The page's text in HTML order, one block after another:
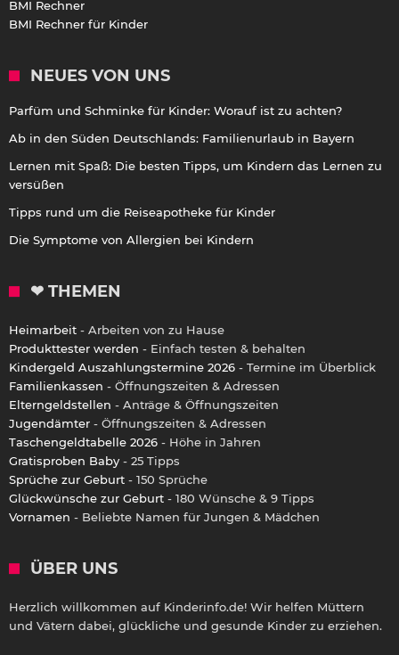
BMI Rechner
BMI Rechner für Kinder
NEUES VON UNS
Parfüm und Schminke für Kinder: Worauf ist zu achten?
Ab in den Süden Deutschlands: Familienurlaub in Bayern
Lernen mit Spaß: Die besten Tipps, um Kindern das Lernen zu
versüßen
Tipps rund um die Reiseapotheke für Kinder
Die Symptome von Allergien bei Kindern
❤ THEMEN
Heimarbeit - Arbeiten von zu Hause
Produkttester werden - Einfach testen & behalten
Kindergeld Auszahlungstermine 2026 - Termine im Überblick
Familienkassen - Öffnungszeiten & Adressen
Elterngeldstellen - Anträge & Öffnungszeiten
Jugendämter - Öffnungszeiten & Adressen
Taschengeldtabelle 2026 - Höhe in Jahren
Gratisproben Baby - 25 Tipps
Sprüche zur Geburt - 150 Sprüche
Glückwünsche zur Geburt - 180 Wünsche & 9 Tipps
Vornamen - Beliebte Namen für Jungen & Mädchen
ÜBER UNS
Herzlich willkommen auf Kinderinfo.de! Wir helfen Müttern
und Vätern dabei, glückliche und gesunde Kinder zu erziehen.